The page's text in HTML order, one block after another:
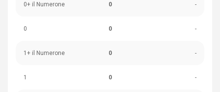
0+ il Numerone 0 -
0 0 -
1+ il Numerone 0 -
1 0 -